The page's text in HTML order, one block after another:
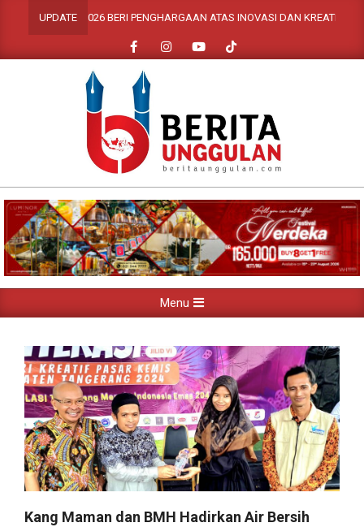
UPDATE
GIIAS 2026 BERI PENGHARGAAN ATAS INOVASI DAN KREATIVITAS
Navigation
Menu
Kang Maman dan BMH Hadirkan Air Bersih